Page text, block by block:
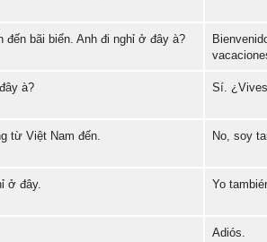
Error loading: "https://www.idiomaspc.com/curso-aprender-vietnamita-basico/audio/3006.mp3"
Error loading: "https://www.idiomaspc.com/curso-aprender-vietnamita-basico/audio/3007.mp3"
đến bãi biến. Anh đi nghỉ ở đây à?
Error loading: "https://www.idiomaspc.com/curso-aprender-vietnamita-basico/audio/3008.mp3"
à? Sí.
Error loading: "https://www.idiomaspc.com/curso-aprender-vietnamita-basico/audio/3009.mp3"
từ Việt Nam đến. No, soy
Error loading: "https://www.idiomaspc.com/curso-aprender-vietnamita-basico/audio/3010.mp3"
ở đây. Yo
Adiós.